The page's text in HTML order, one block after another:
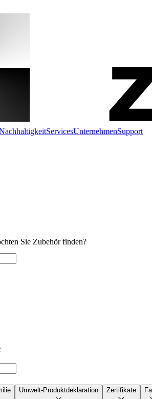
ServicesUnternehmenSupport
Sie Zubehör finden?
Umwelt-Produktdeklaration Zertifikate